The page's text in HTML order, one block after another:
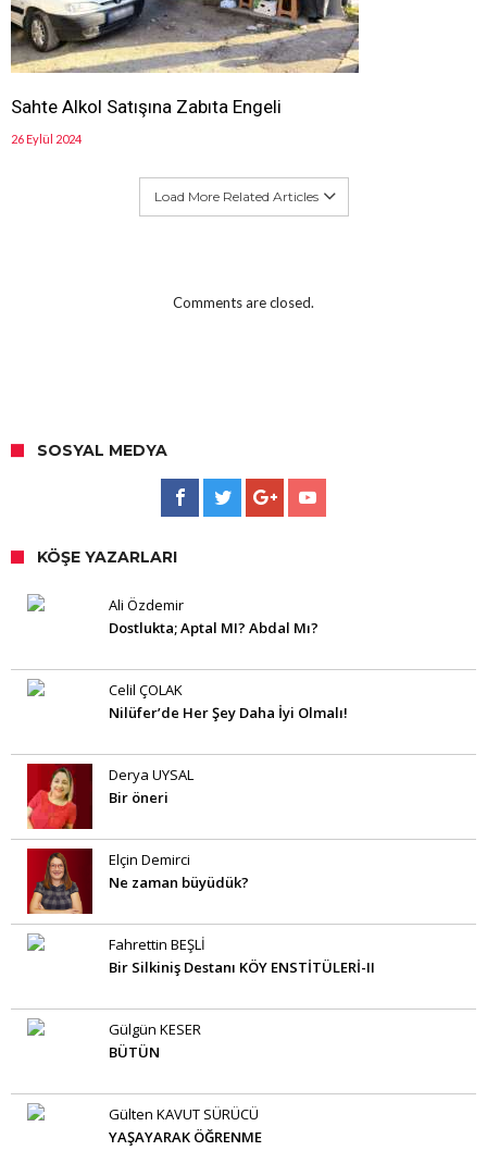
Sahte Alkol Satışına Zabıta Engeli
26 Eylül 2024
Load More Related Articles
Comments are closed.
SOSYAL MEDYA
KÖŞE YAZARLARI
Ali Özdemir
Dostlukta; Aptal MI? Abdal Mı?
Celil ÇOLAK
Nilüfer’de Her Şey Daha İyi Olmalı!
Derya UYSAL
Bir öneri
Elçin Demirci
Ne zaman büyüdük?
Fahrettin BEŞLİ
Bir Silkiniş Destanı KÖY ENSTİTÜLERİ-II
Gülgün KESER
BÜTÜN
Gülten KAVUT SÜRÜCÜ
YAŞAYARAK ÖĞRENME